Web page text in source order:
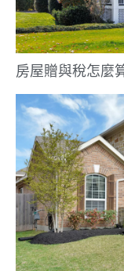
房屋贈與稅怎麼